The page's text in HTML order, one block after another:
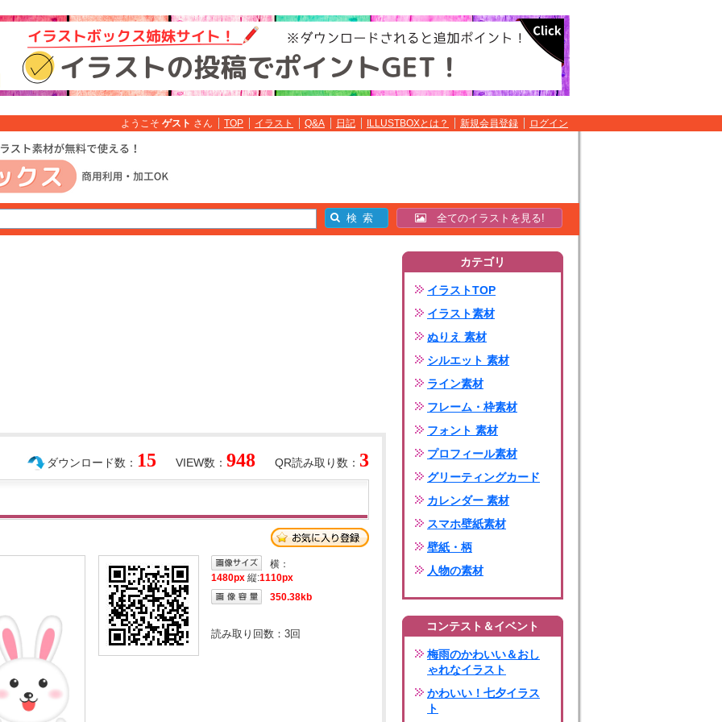
ようこそ ゲスト さん TOP イラスト Q&A 日記 ILLUSTBOXとは？ 新規会員登録 ログイン
全てのイラストを見る!
QR読み取り数： 3
VIEW数： 948
ダウンロード数： 15
横：
1480px 縦:1110px
350.38kb
読み取り回数： 3回
カテゴリ
イラストTOP
イラスト素材
ぬりえ 素材
シルエット 素材
ライン素材
フレーム・枠素材
フォント 素材
プロフィール素材
グリーティングカード
カレンダー 素材
スマホ壁紙素材
壁紙・柄
人物の素材
コンテスト＆イベント
梅雨のかわいい＆おし
ゃれなイラスト
かわいい！七夕イラス
ト